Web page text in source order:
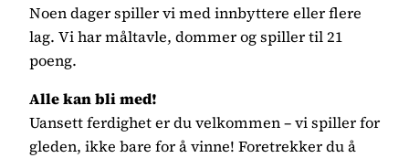
Noen dager spiller vi med innbyttere eller flere
lag. Vi har måltavle, dommer og spiller til 21
poeng.
Alle kan bli med!
Uansett ferdighet er du velkommen – vi spiller for
gleden, ikke bare for å vinne! Foretrekker du å